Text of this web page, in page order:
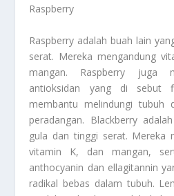
Raspberry
Raspberry adalah buah lain
serat. Mereka mengandung
mangan. Raspberry juga
antioksidan yang di sebut
membantu melindungi tubuh
peradangan. Blackberry
gula dan tinggi serat. Mereka
vitamin K, dan mangan,
anthocyanin dan ellagitannin
radikal bebas dalam tubuh.